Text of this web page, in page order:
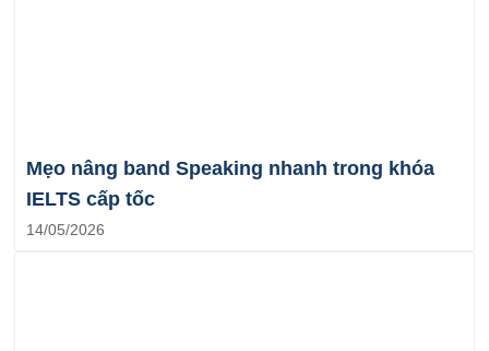
Mẹo nâng band Speaking nhanh trong khóa
IELTS cấp tốc
14/05/2026